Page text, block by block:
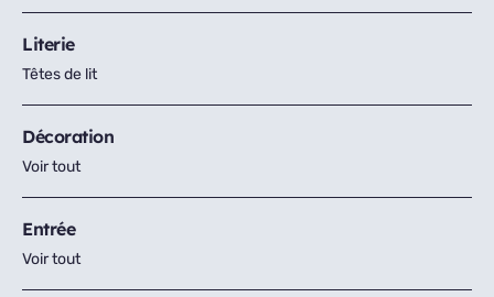
Literie
Têtes de lit
Décoration
Voir tout
Entrée
Voir tout